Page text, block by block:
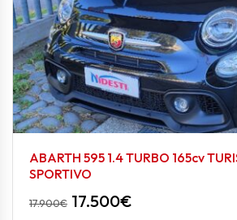
ABARTH 595 1.4 TURBO 165cv
SPORTIVO
17.900€ 17.500€